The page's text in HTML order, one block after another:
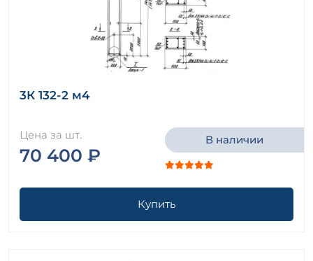
3К 132-2 м4
Цена за шт.
70 400 ₽
В наличии
Купить